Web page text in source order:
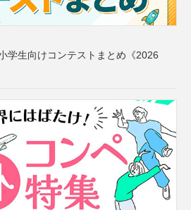
学生向けコンテストまとめ《2026